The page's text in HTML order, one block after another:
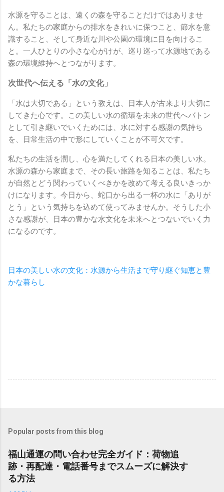
水源を守ることは、遠くの森を守ることだけではありませ
ん。私たちの家庭からの排水をきれいに保つこと、節水を意
識すること、そして身近な川や公園の環境に目を向けるこ
と。一人ひとりの小さな心がけが、巡り巡って水源地である
森の環境維持へとつながります。
次世代へ伝える「水の文化」
「水は大切である」という教えは、日本人が古来より大切に
してきた心です。この美しい水の循環を未来の世代へバトン
として引き継いでいくためには、水に対する感謝の気持ち
を、日常生活の中で形にしていくことが不可欠です。
私たちの生活を潤し、心を満たしてくれる日本の美しい水。
水源の森から家庭まで、その長い旅路を知ることは、私たち
が自然とどう関わっていくべきかを改めて考える良いきっか
けになります。今日から、蛇口から出る一杯の水に「ありが
とう」という気持ちを込めて使ってみませんか。そうした小
さな感謝が、日本の豊かな水文化を未来へとつないでいく力
になるのです。
日本の美しい水の文化：水源から生活まで守り継ぐ知恵と豊
かな暮らし
Popular posts from this blog
福山通運の問い合わせ完全ガイド：荷物追
跡・再配達・電話番号までスムーズに解決す
る方法